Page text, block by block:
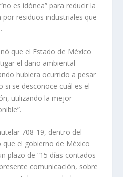
es idó­nea” para reducir la
residuos industriales que
que el Estado de Méxi­co
el daño ambiental
hubiera ocurrido a pesar
si se desconoce cuál es el
utilizando la mejor
708-19, dentro del
el gobierno de México
plazo de “15 días contados
comu­nicación, sobre